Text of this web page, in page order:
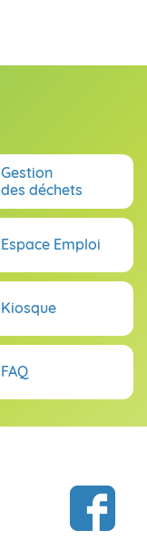
Gestion
des déchets
Espace Emploi
Kiosque
FAQ